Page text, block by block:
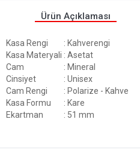
Ürün Açıklaması
Kasa Rengi
: Kahverengi
Kasa Materyali : Asetat
Cam
: Mineral
Cinsiyet
: Unisex
Cam Rengi
: Polarize - Kahve
Kasa Formu
: Kare
Ekartman
: 51 mm